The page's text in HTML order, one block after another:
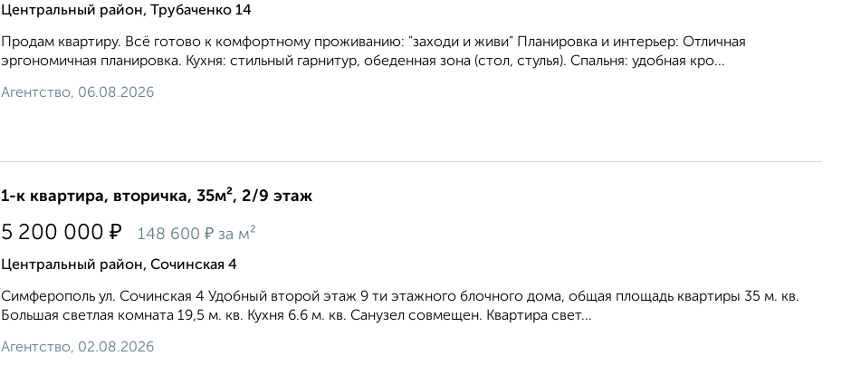
Центральный район, Трубаченко 14
Продам квартиру. Всё готово к комфортному проживанию: "заходи и живи" Планировка и интерьер: Отличная
эргономичная планировка. Кухня: стильный гарнитур, обеденная зона (стол, стулья). Спальня: удобная кро...
Агентство, 06.08.2026
1-к квартира, вторичка, 35м², 2/9 этаж
5 200 000 ₽ 148 600 ₽ за м²
Центральный район, Сочинская 4
Симферополь ул. Сочинская 4 Удобный второй этаж 9 ти этажного блочного дома, общая площадь квартиры 35 м. кв.
Большая светлая комната 19,5 м. кв. Кухня 6.6 м. кв. Санузел совмещен. Квартира свет...
Агентство, 02.08.2026